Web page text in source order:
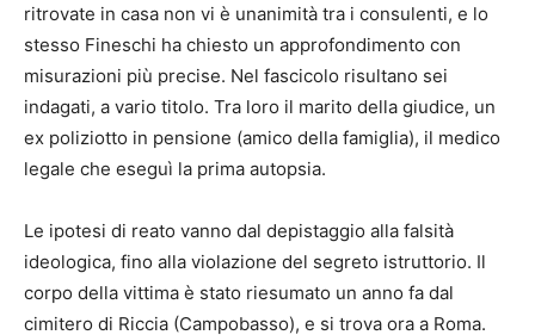
ritrovate in casa non vi è unanimità tra i consulenti, e lo
stesso Fineschi ha chiesto un approfondimento con
misurazioni più precise. Nel fascicolo risultano sei
indagati, a vario titolo. Tra loro il marito della giudice, un
ex poliziotto in pensione (amico della famiglia), il medico
legale che eseguì la prima autopsia.
Le ipotesi di reato vanno dal depistaggio alla falsità
ideologica, fino alla violazione del segreto istruttorio. Il
corpo della vittima è stato riesumato un anno fa dal
cimitero di Riccia (Campobasso), e si trova ora a Roma.